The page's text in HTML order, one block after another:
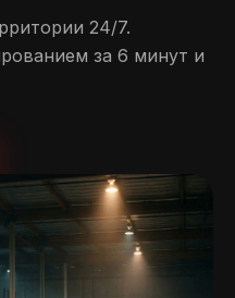
24/7.
за 6 минут и